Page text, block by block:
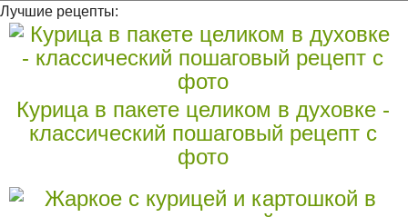
Лучшие рецепты:
Курица в пакете целиком в духовке -
классический пошаговый рецепт с
фото